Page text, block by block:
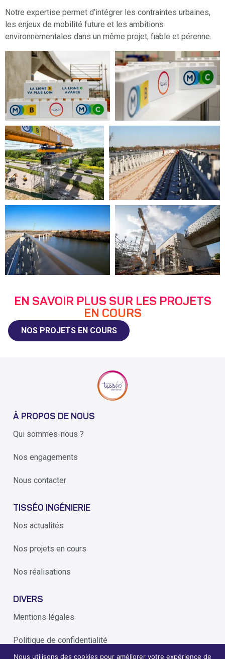
Notre expertise permet d’intégrer les contraintes urbaines,
les enjeux de mobilité future et les ambitions
environnementales dans un même projet, fiable et pérenne.
EN SAVOIR PLUS SUR LES PROJETS
EN COURS
NOS PROJETS EN COURS
À PROPOS DE NOUS
Qui sommes-nous ?
Nos engagements
Nous contacter
TISSÉO INGÉNIERIE
Nos actualités
Nos projets en cours
Nos réalisations
DIVERS
Mentions légales
Politique de confidentialité
Nous utilisons des cookies pour améliorer votre expérience de